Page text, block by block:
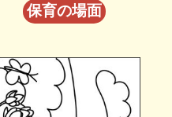
保育の場面